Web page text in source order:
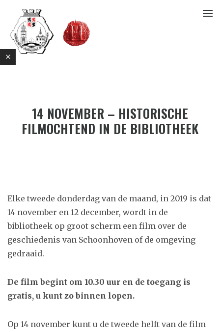
14 NOVEMBER – HISTORISCHE
FILMOCHTEND IN DE BIBLIOTHEEK
Elke tweede donderdag van de maand, in 2019 is dat
14 november en 12 december, wordt in de
bibliotheek op groot scherm een film over de
geschiedenis van Schoonhoven of de omgeving
gedraaid.
De film begint om 10.30 uur en de toegang is
gratis, u kunt zo binnen lopen.
Op 14 november kunt u de tweede helft van de film